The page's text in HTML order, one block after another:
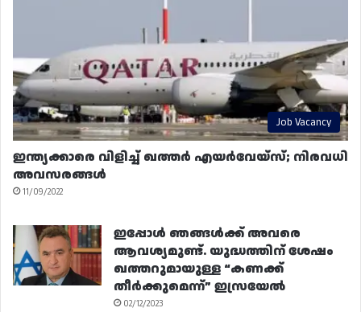
Job Vacancy
ഇന്ത്യക്കാരെ വിളിച്ച് ഖത്തർ എയർവേയ്‌സ്; നിരവധി
അവസരങ്ങൾ
11/09/2022
ഇപ്പോൾ ഞങ്ങൾക്ക് അവരെ
ആവശ്യമുണ്ട്. യുദ്ധത്തിന് ശേഷം
ഖത്തറുമായുള്ള “കണക്ക്
തീർക്കുമെന്ന്” ഇസ്രയേൽ
02/12/2023